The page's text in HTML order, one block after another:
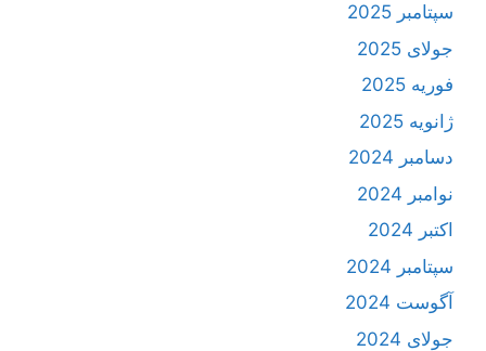
سپتامبر 2025
جولای 2025
فوریه 2025
ژانویه 2025
دسامبر 2024
نوامبر 2024
اکتبر 2024
سپتامبر 2024
آگوست 2024
جولای 2024